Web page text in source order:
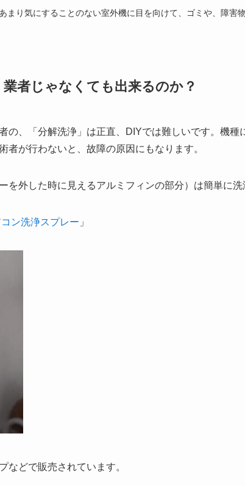
まり気にすることのない室外機に目を向けて、ゴミや、障害
者じゃなくても出来るのか？
の、「分解洗浄」は正直、DIYでは難しいです。機種
者が行わないと、故障の原因にもなります。
を外した時に見えるアルミフィンの部分）は簡単に洗
ン洗浄スプレー 」
などで販売されています。